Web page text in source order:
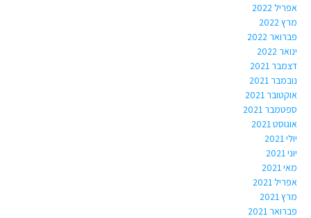
אפריל 2022
מרץ 2022
פברואר 2022
ינואר 2022
דצמבר 2021
נובמבר 2021
אוקטובר 2021
ספטמבר 2021
אוגוסט 2021
יולי 2021
יוני 2021
מאי 2021
אפריל 2021
מרץ 2021
פברואר 2021